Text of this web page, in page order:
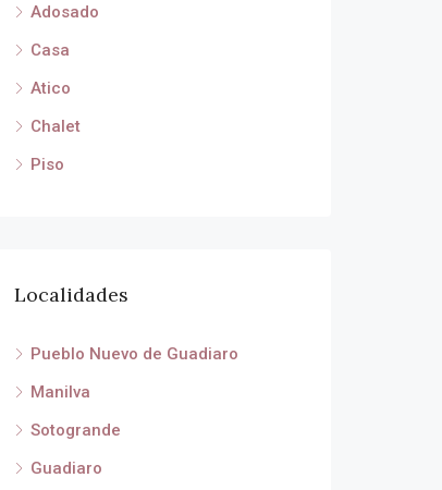
Adosado
Casa
Atico
Chalet
Piso
Localidades
Pueblo Nuevo de Guadiaro
Manilva
Sotogrande
Guadiaro